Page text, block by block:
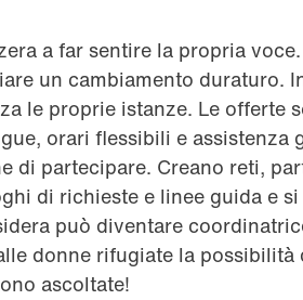
a far sentire la propria
un cambiamento duraturo.
le proprie istanze. Le offerte
orari flessibili e assistenza
di partecipare. Creano reti,
di richieste e linee guida e
può diventare
donne rifugiate la possibilità
ascoltate!